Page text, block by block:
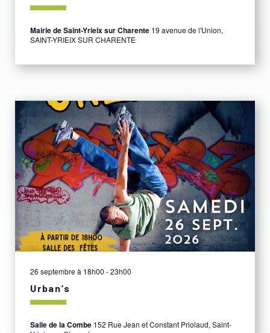
Mairie de Saint-Yrieix sur Charente 19 avenue de l'Union,
SAINT-YRIEIX SUR CHARENTE
26 septembre à 18h00 -23h00
Urban’s
Salle de la Combe 152 Rue Jean et Constant Priolaud, Saint-